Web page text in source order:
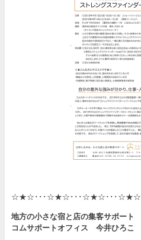
☆★☆･･･☆★☆･･･☆★☆･･･☆★☆
地方の小さな宿と店の集客サポート
コムサポートオフィス 今井ひろこ